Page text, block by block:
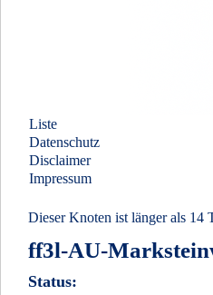
Liste
Datenschutz
Disclaimer
Impressum
Dieser Knoten ist länger als 14
ff3l-AU-
Status: